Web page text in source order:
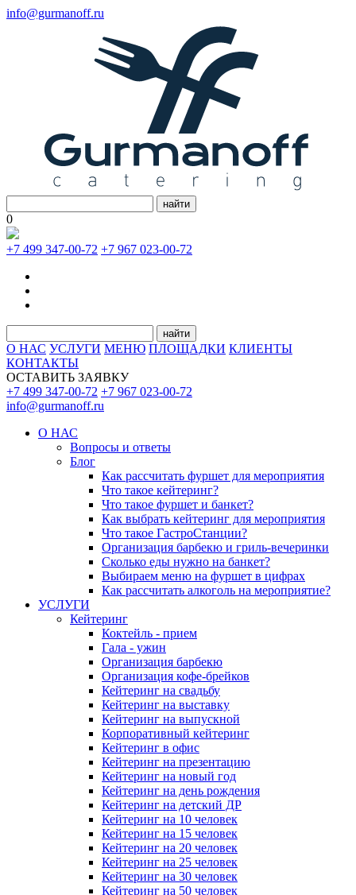
info@gurmanoff.ru
найти
0
+7 499 347-00-72 +7 967 023-00-72
найти
О НАС УСЛУГИ МЕНЮ ПЛОЩАДКИ КЛИЕНТЫ
КОНТАКТЫ
ОСТАВИТЬ ЗАЯВКУ
+7 499 347-00-72 +7 967 023-00-72
info@gurmanoff.ru
О НАС
Вопросы и ответы
Блог
Как рассчитать фуршет для мероприятия
Что такое кейтеринг?
Что такое фуршет и банкет?
Как выбрать кейтеринг для мероприятия
Что такое ГастроСтанции?
Организация барбекю и гриль-вечеринки
Сколько еды нужно на банкет?
Выбираем меню на фуршет в цифрах
Как рассчитать алкоголь на мероприятие?
УСЛУГИ
Кейтеринг
Коктейль - прием
Гала - ужин
Организация барбекю
Организация кофе-брейков
Кейтеринг на свадьбу
Кейтеринг на выставку
Кейтеринг на выпускной
Корпоративный кейтеринг
Кейтеринг в офис
Кейтеринг на презентацию
Кейтеринг на новый год
Кейтеринг на день рождения
Кейтеринг на детский ДР
Кейтеринг на 10 человек
Кейтеринг на 15 человек
Кейтеринг на 20 человек
Кейтеринг на 25 человек
Кейтеринг на 30 человек
Кейтеринг на 50 человек